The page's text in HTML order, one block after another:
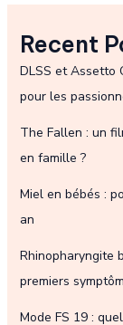
Recent
DLSS et Assetto
pour les
The Fallen : un
en famille ?
Miel en bébés :
an
Rhinopharyngite
premiers
Mode FS 19 :